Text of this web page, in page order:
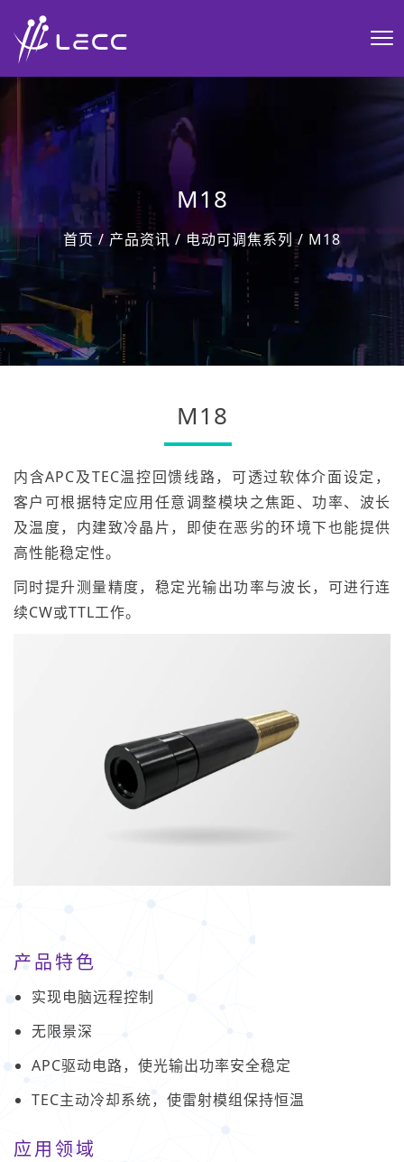
M18
首页 / 产品资讯 / 电动可调焦系列 / M18
M18
内含APC及TEC温控回馈线路，可透过软体介面设定，
客户可根据特定应用任意调整模块之焦距、功率、波长
及温度，内建致冷晶片，即使在恶劣的环境下也能提供
高性能稳定性。
同时提升测量精度，稳定光输出功率与波长，可进行连
续CW或TTL工作。
产品特色
实现电脑远程控制
无限景深
APC驱动电路，使光输出功率安全稳定
TEC主动冷却系统，使雷射模组保持恒温
应用领域